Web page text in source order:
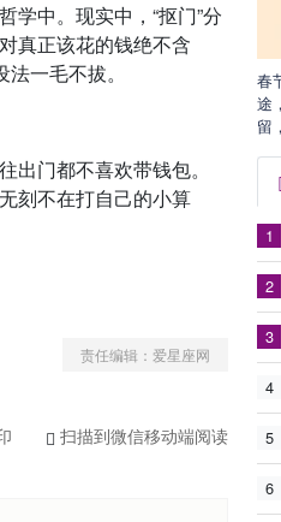
学中。现实中，“抠门”分
真正该花的钱绝不含
一毛不拔。
门都不喜欢带钱包。
刻不在打自己的小算
责任编辑：爱星座网
扫描到微信移动端阅读
春
途
留
1
2
3
4
5
6